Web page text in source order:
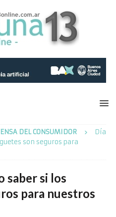
DEL CONSUMIDOR
Día
son seguros para
saber si los
para nuestros